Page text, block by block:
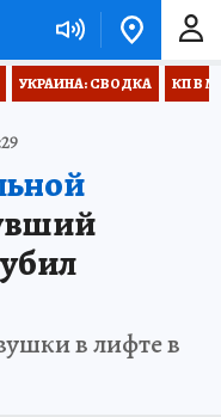
УКРАИНА: СВОДКА КП В
в лифте в